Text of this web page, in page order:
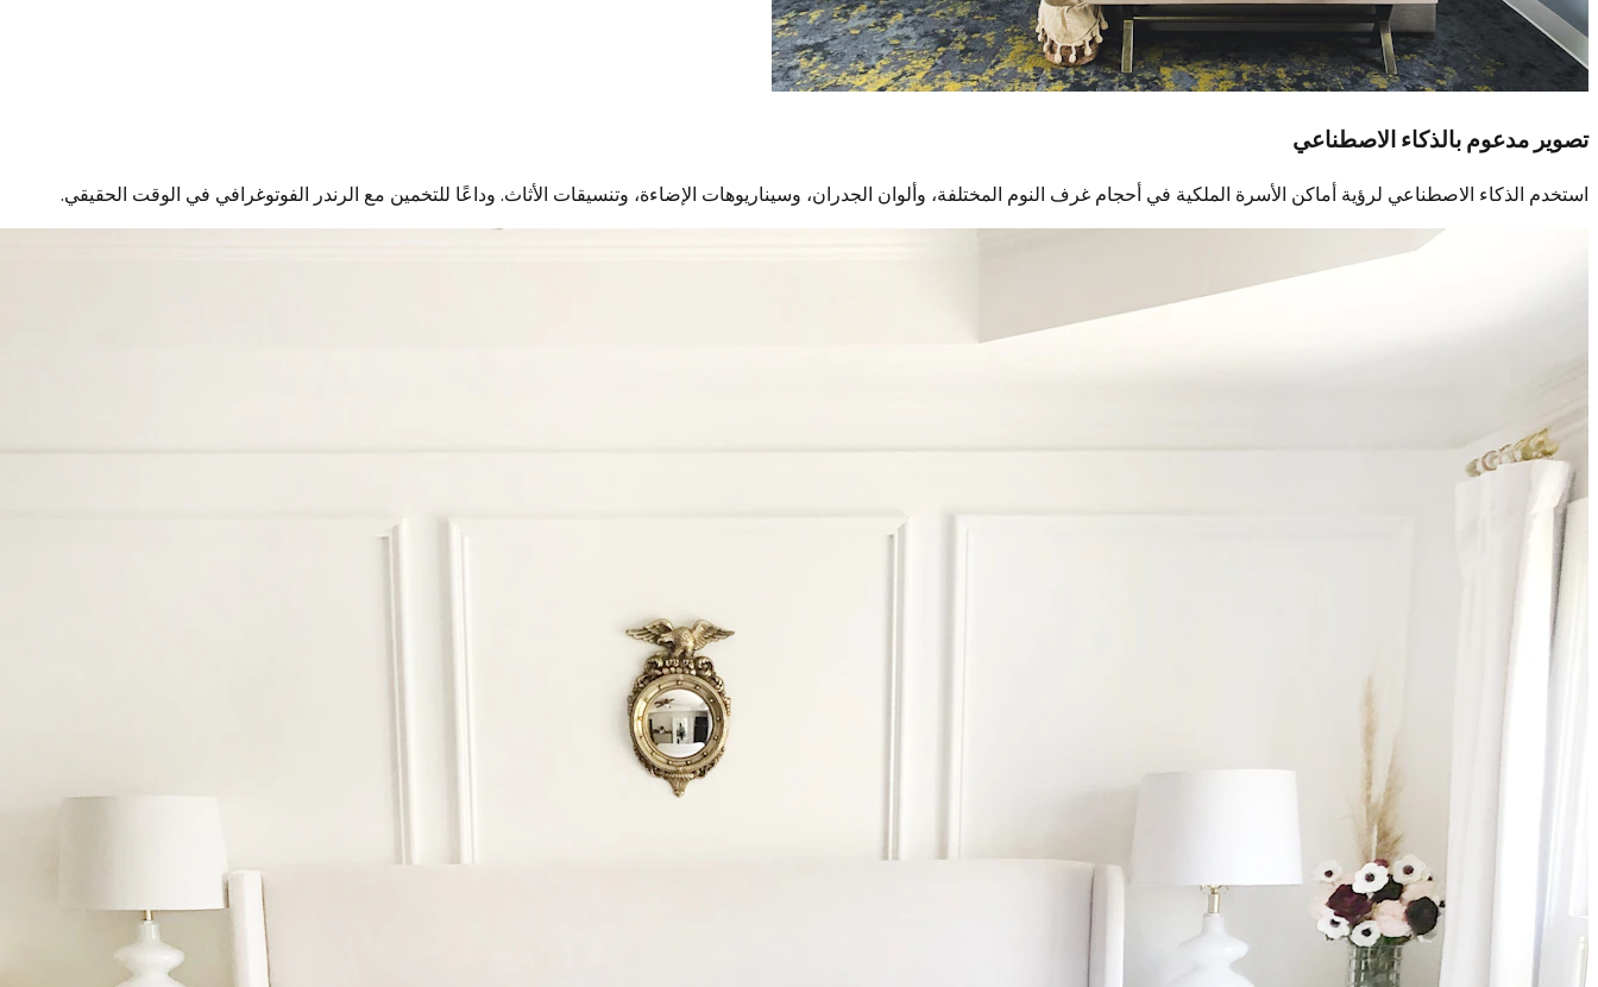
تصوير مدعوم بالذكاء الاصطناعي
استخدم الذكاء الاصطناعي لرؤية أماكن الأسرة الملكية في أحجام غرف النوم المختلفة، وألوان الجدران، وسيناريوهات الإضاءة، وتنسيقات الأثاث. وداعًا للتخمين مع الرندر الفوتوغرافي في الوقت الحقيقي.